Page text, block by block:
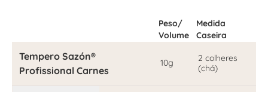
Peso/
Volume
Medida
Caseira
Tempero Sazón®
Profissional Carnes
10g
2 colheres
(chá)